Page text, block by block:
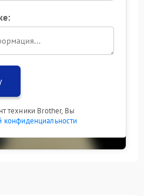
техники Brother, Вы
конфиденциальности